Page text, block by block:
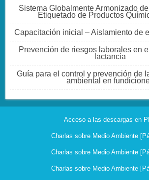
Sistema Globalmente Armonizado
Etiquetado de Productos
Capacitación inicial – Aislamiento de
Prevención de riesgos laborales en
lactancia
Guía para el control y prevención de
ambiental en
Acceso a las descargas en
Charlas sobre Medio Ambiente
Charlas sobre Medio Ambiente
Charlas sobre Medio Ambiente